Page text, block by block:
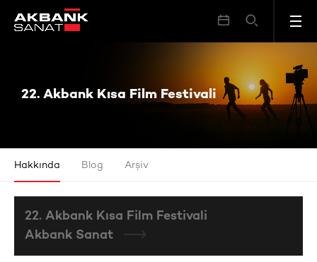
22. Akbank Kısa Film Festivali
22. Akbank Kısa Film Festivali
Hakkında Blog Arşiv
22. Akbank Kısa Film Festivali
Akbank Sanat